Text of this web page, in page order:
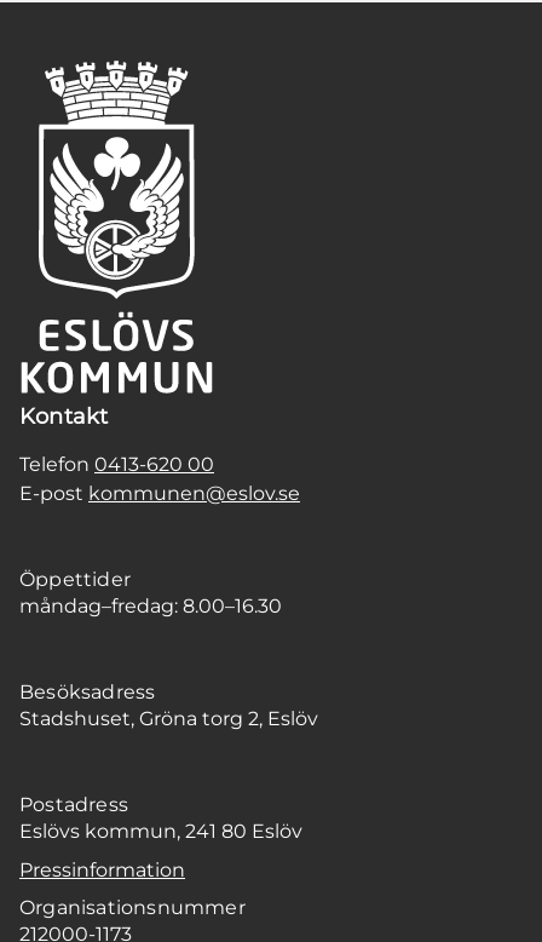
Kontakt
Telefon 0413-620 00
E-post kommunen@eslov.se
Öppettider
måndag–fredag: 8.00–16.30
Besöksadress
Stadshuset, Gröna torg 2, Eslöv
Postadress
Eslövs kommun, 241 80 Eslöv
Pressinformation
Organisationsnummer
212000-1173